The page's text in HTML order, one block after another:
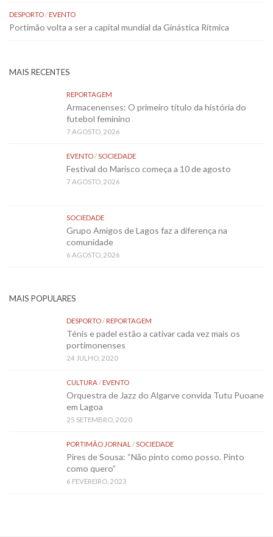
DESPORTO/EVENTO
Portimão volta a ser a capital mundial da Ginástica Rítmica
MAIS RECENTES
REPORTAGEM
Armacenenses: O primeiro título da história do
futebol feminino
7 AGOSTO, 2026
EVENTO/SOCIEDADE
Festival do Marisco começa a 10 de agosto
7 AGOSTO, 2026
SOCIEDADE
Grupo Amigos de Lagos faz a diferença na
comunidade
6 AGOSTO, 2026
MAIS POPULARES
DESPORTO/REPORTAGEM
Ténis e padel estão a cativar cada vez mais os
portimonenses
24 JULHO, 2020
CULTURA/EVENTO
Orquestra de Jazz do Algarve convida Tutu Puoane
em Lagoa
25 SETEMBRO, 2020
PORTIMÃO JORNAL /SOCIEDADE
Pires de Sousa: “Não pinto como posso. Pinto
como quero”
6 FEVEREIRO, 2023